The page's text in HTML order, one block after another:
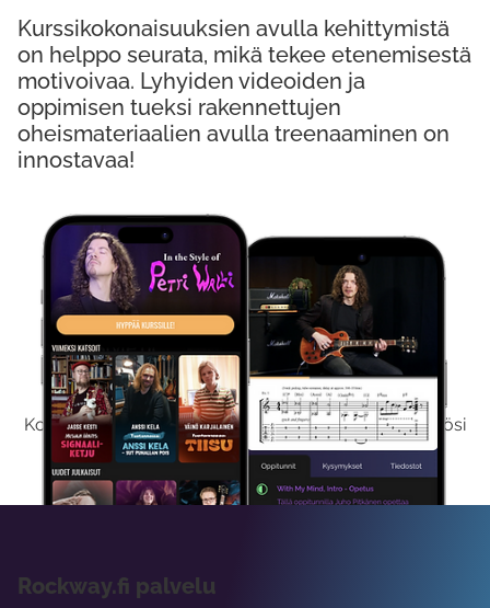
Kokeile Ilmaiseksi
Kokeilemalla ilmaiseksi saat koko sisältömme käyttöösi
viikon ajaksi.
Kurssikokonaisuuksien avulla kehittymistä
on helppo seurata, mikä tekee etenemisestä
motivoivaa. Lyhyiden videoiden ja
oppimisen tueksi rakennettujen
oheismateriaalien avulla treenaaminen on
innostavaa!
Rockway.fi palvelu